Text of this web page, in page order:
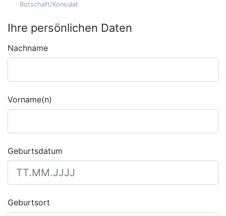
Botschaft/Konsulat
Ihre persönlichen Daten
Nachname
Vorname(n)
Geburtsdatum
Geburtsort